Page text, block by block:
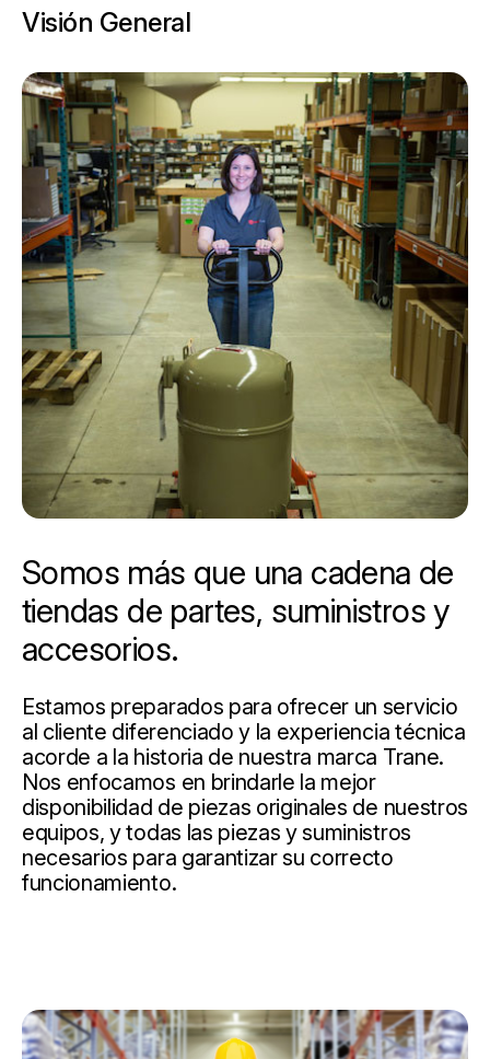
Visión General
Somos más que una cadena de
tiendas de partes, suministros y
accesorios.
Estamos preparados para ofrecer un servicio
al cliente diferenciado y la experiencia técnica
acorde a la historia de nuestra marca Trane.
Nos enfocamos en brindarle la mejor
disponibilidad de piezas originales de nuestros
equipos, y todas las piezas y suministros
necesarios para garantizar su correcto
funcionamiento.